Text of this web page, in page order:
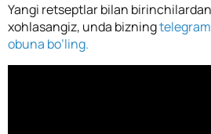
Yangi retseptlar bilan
xohlasangiz, unda bizning
obuna bo’ling.